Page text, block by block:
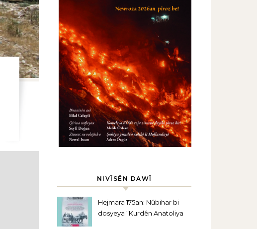
NIVÎSÊN DAWÎ
Hejmara 175an: Nûbihar bi
dosyeya “Kurdên Anatoliya